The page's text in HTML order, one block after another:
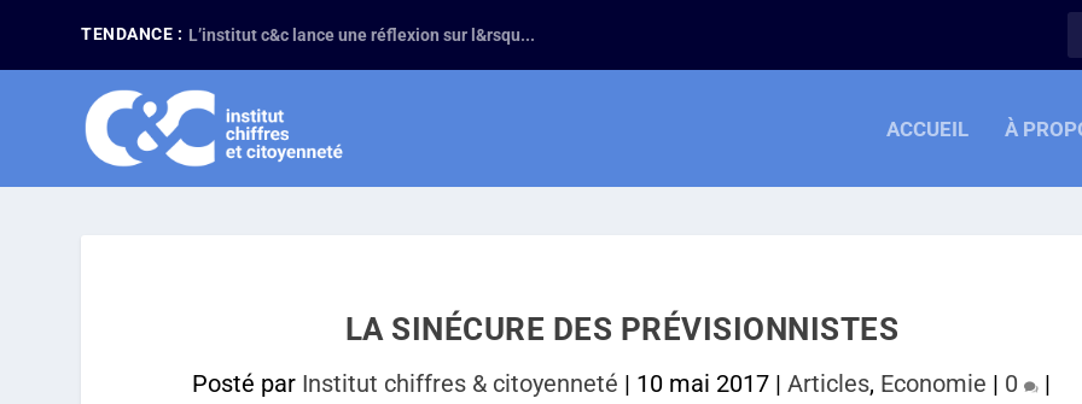
TENDANCE : L’institut c&c lance une réflexion sur l&rsqu...
ACCUEIL À
LA SINÉCURE DES PRÉVISIONNISTES
Posté par Institut chiffres & citoyenneté | 10 mai 2017 |Articles, Economie | 0 |